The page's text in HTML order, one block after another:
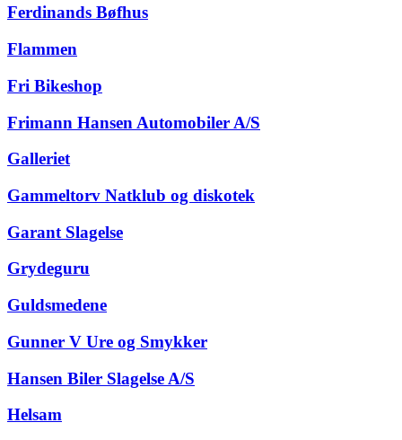
Ferdinands Bøfhus
Flammen
Fri Bikeshop
Frimann Hansen Automobiler A/S
Galleriet
Gammeltorv Natklub og diskotek
Garant Slagelse
Grydeguru
Guldsmedene
Gunner V Ure og Smykker
Hansen Biler Slagelse A/S
Helsam